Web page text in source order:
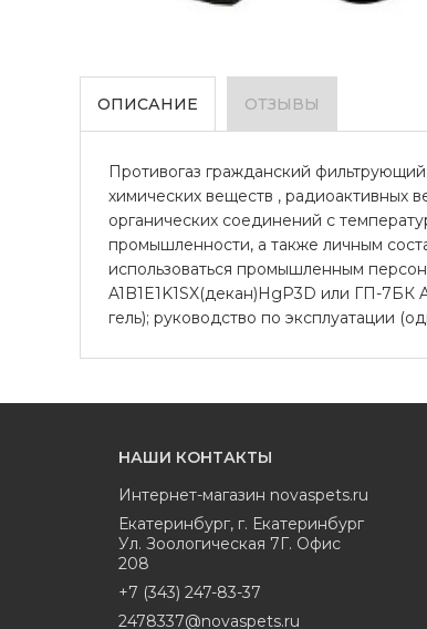
ОПИСАНИЕ ОТЗЫВЫ
Противогаз гражданский
химических веществ , радиоактивных
органических соединений с
промышленности, а также личным
использоваться промышленным
A1B1E1K1SX(декан)HgP3D или ГП-
гель); руководство по эксплуатации
НАШИ КОНТАКТЫ
Интернет-магазин novaspets.ru
Екатеринбург, г. Екатеринбург
Ул. Зоологическая 7Г. Офис
208
+7 (343) 247-83-37
2478337@novaspets.ru